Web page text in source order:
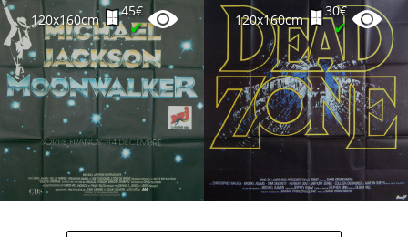
120x160cm
45€
✔ 120x160cm
30€
✔